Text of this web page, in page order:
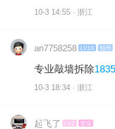
10-3 14:55 · 浙江
an7758258 LV10 知州
专业敲墙拆除
10-3 18:34 · 浙江
起飞了 LV2 答应